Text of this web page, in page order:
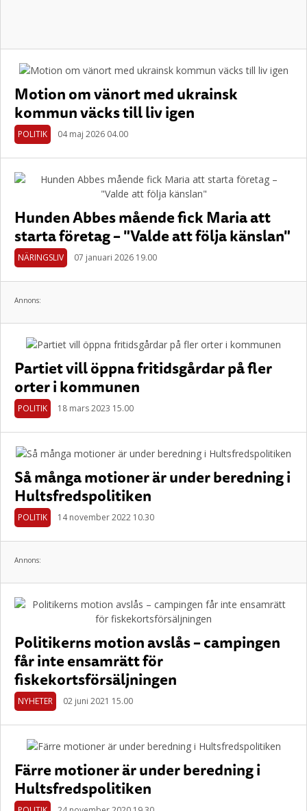
Motion om vänort med ukrainsk
kommun väcks till liv igen
POLITIK 04 maj 2026 04.00
Hunden Abbes mående fick Maria att
starta företag – "Valde att följa känslan"
NÄRINGSLIV 07 januari 2026 19.00
Annons:
Partiet vill öppna fritidsgårdar på fler
orter i kommunen
POLITIK 18 mars 2023 15.00
Så många motioner är under beredning i
Hultsfredspolitiken
POLITIK 14 november 2022 10.30
Annons:
Politikerns motion avslås – campingen
får inte ensamrätt för
fiskekortsförsäljningen
NYHETER 02 juni 2021 15.00
Färre motioner är under beredning i
Hultsfredspolitiken